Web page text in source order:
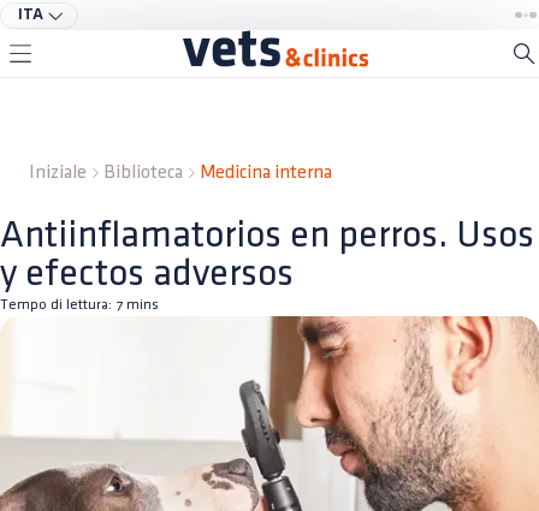
ITA
Iniziale Biblioteca Medicina interna
Antiinflamatorios en perros. Usos
y efectos adversos
Tempo di lettura: 7 mins